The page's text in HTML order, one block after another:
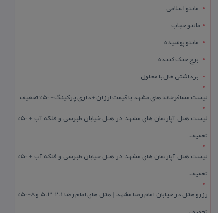
مانتو اسلامی
مانتو حجاب
مانتو پوشیده
برج خنک کننده
برداشتن خال با محلول
لیست مسافرخانه های مشهد با قیمت ارزان + داری پارکینگ + 50% تخفیف
لیست هتل آپارتمان های مشهد در هتل خیابان طبرسی و فلکه آب + 50%
تخفیف
لیست هتل آپارتمان های مشهد در هتل خیابان طبرسی و فلکه آب + 50%
تخفیف
رزرو هتل در خیابان امام رضا مشهد | هتل‌ های امام رضا 1، 2، 3، 5 و 8+50%